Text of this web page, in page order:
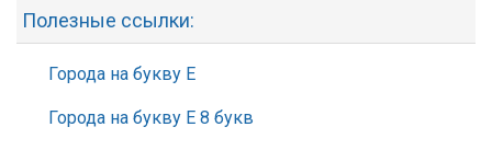
Полезные ссылки:
Города на букву Е
Города на букву Е 8 букв